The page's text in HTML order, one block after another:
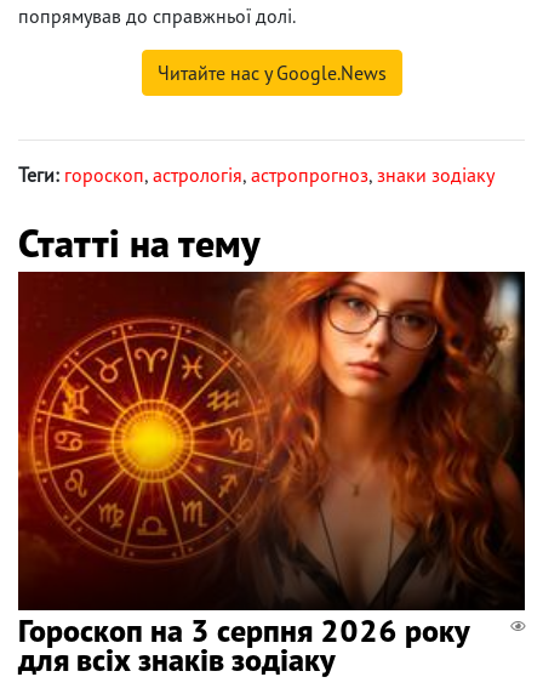
попрямував до справжньої долі.
Читайте нас у Google.News
Теги: гороскоп, астрологія, астропрогноз, знаки зодіаку
Статті на тему
Гороскоп на 3 серпня 2026 року
для всіх знаків зодіаку